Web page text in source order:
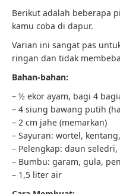
Berikut adalah beberapa
kamu coba di dapur.
Varian ini sangat pas
ringan dan tidak
Bahan-bahan:
– ½ ekor ayam, bagi 4
– 4 siung bawang putih
– 2 cm jahe (memarkan)
– Sayuran: wortel,
– Pelengkap: daun
– Bumbu: garam, gula,
– 1,5 liter air